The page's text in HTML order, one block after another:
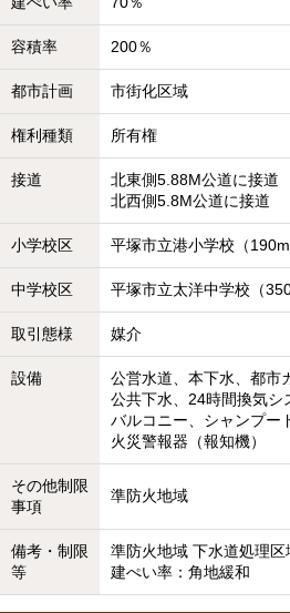
容積率 200％
都市計画 市街化区域
権利種類 所有権
接道
北東側5.88M公道に接道
北西側5.8M公道に接道
小学校区 平塚市立港小学校（190m
中学校区 平塚市立太洋中学校（
取引態様 媒介
設備
公営水道、本下水、都市
公共下水、24時間換気シ
バルコニー、シャンプー
火災警報器（報知機）
その他制限
事項
準防火地域
備考・制限
等
準防火地域 下水道処理
建ぺい率：角地緩和